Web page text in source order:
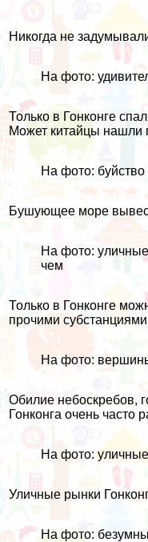
Никогда не
На фото:
Только в Гонконге
Может китайцы нашли
На фото: буйство
Бушующее море
На фото:
чем
Только в Гонконге
прочими
На фото:
Обилие небоскребов,
Гонконга очень часто
На фото:
Уличные рынки
На фото: